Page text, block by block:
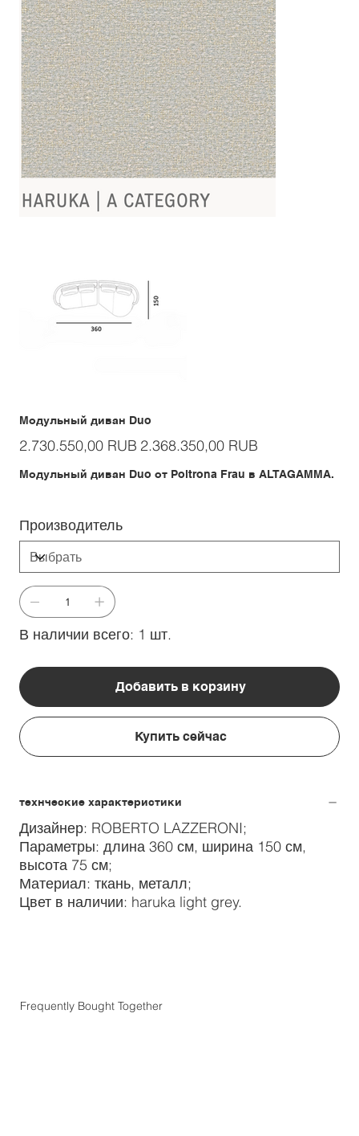
Модульный диван Duo
Первоначальная
цена
2.730.550,00 RUB Спеццена
2.368.350,00 RUB
Модульный диван Duo от Poltrona Frau в ALTAGAMMA.
Производитель
В наличии всего: 1 шт.
Добавить в корзину
Купить сейчас
технческие характеристики
Дизайнер: ROBERTO LAZZERONI;
Параметры: длина 360 см, ширина 150 см,
высота 75 см;
Материал: ткань, металл;
Цвет в наличии: haruka light grey.
Frequently Bought Together